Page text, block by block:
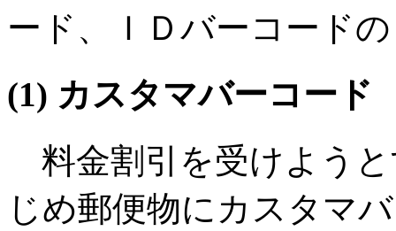
ード、ＩＤバーコード
(1) カスタマバーコード
料金割引を受けよう
じめ郵便物にカスタマ